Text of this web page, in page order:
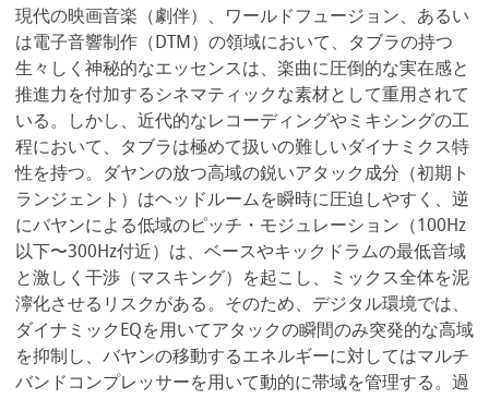
現代の映画音楽（劇伴）、ワールドフュージョン、あるい
は電子音響制作（DTM）の領域において、タブラの持つ
生々しく神秘的なエッセンスは、楽曲に圧倒的な実在感と
推進力を付加するシネマティックな素材として重用されて
いる。しかし、近代的なレコーディングやミキシングの工
程において、タブラは極めて扱いの難しいダイナミクス特
性を持つ。ダヤンの放つ高域の鋭いアタック成分（初期ト
ランジェント）はヘッドルームを瞬時に圧迫しやすく、逆
にバヤンによる低域のピッチ・モジュレーション（100Hz
以下〜300Hz付近）は、ベースやキックドラムの最低音域
と激しく干渉（マスキング）を起こし、ミックス全体を泥
濘化させるリスクがある。そのため、デジタル環境では、
ダイナミックEQを用いてアタックの瞬間のみ突発的な高域
を抑制し、バヤンの移動するエネルギーに対してはマルチ
バンドコンプレッサーを用いて動的に帯域を管理する。過